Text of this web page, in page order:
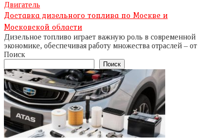
Двигатель
Доставка дизельного топлива по Москве и
Московской области
Дизельное топливо играет важную роль в современной
экономике, обеспечивая работу множества отраслей – от
Поиск
Поиск